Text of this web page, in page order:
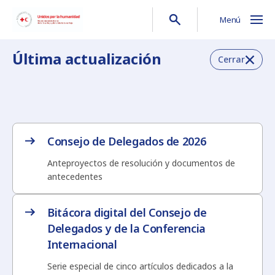
Menú
Última actualización Cerrar
Consejo de Delegados de 2026
Anteproyectos de resolución y documentos de
antecedentes
Bitácora digital del Consejo de
Delegados y de la Conferencia
Internacional
Serie especial de cinco artículos dedicados a la